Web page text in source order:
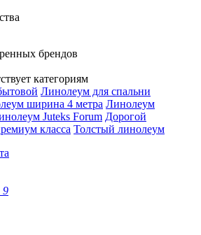
брендов
категориям
Линолеум для спальни
ширина 4 метра Линолеум
Juteks Forum Дорогой
класса Толстый линолеум
9